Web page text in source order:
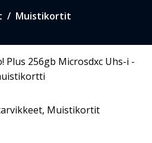
Muistikortit
, Muistikortit